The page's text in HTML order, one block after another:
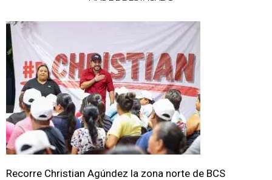
Recorre Christian Agúndez la zona norte de BCS